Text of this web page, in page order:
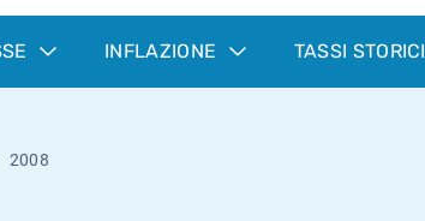
INFLAZIONE TASSI STORICI
2008